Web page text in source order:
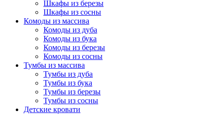
Шкафы из березы
Шкафы из сосны
Комоды из массива
Комоды из дуба
Комоды из бука
Комоды из березы
Комоды из сосны
Тумбы из массива
Тумбы из дуба
Тумбы из бука
Тумбы из березы
Тумбы из сосны
Детские кровати